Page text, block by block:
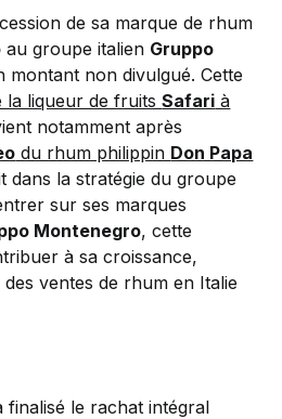
de sa marque de rhum
au groupe italien Gruppo
montant non divulgué. Cette
la liqueur de fruitsSafari à
notamment après
du rhum philippin Don Papa
dans la stratégie du groupe
sur ses marques
Montenegro, cette
à sa croissance,
ventes de rhum en Italie
finalisé le rachat intégral